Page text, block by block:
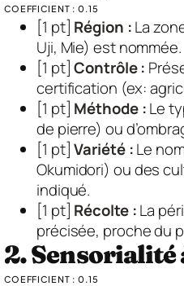
COEFFICIENT : 0.15
[1 pt] Région :La
Uji, Mie) est nommée.
[1 pt] Contrôle :
certification (ex:
[1 pt] Méthode :Le
de pierre) ou
[1 pt] Variété :Le
Okumidori) ou des
indiqué.
[1 pt] Récolte :La
précisée, proche du
2. Sensorialité
COEFFICIENT : 0.15